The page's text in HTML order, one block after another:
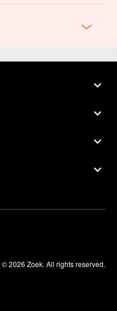
© 2026 Zoek. All rights reserved.